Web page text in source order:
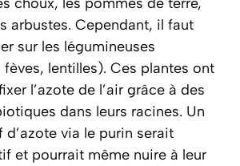
arbustes. Cependant, il faut
sur les légumineuses
lentilles). Ces plantes ont
l’azote de l’air grâce à des
dans leurs racines. Un
via le purin serait
et pourrait même nuire à leur